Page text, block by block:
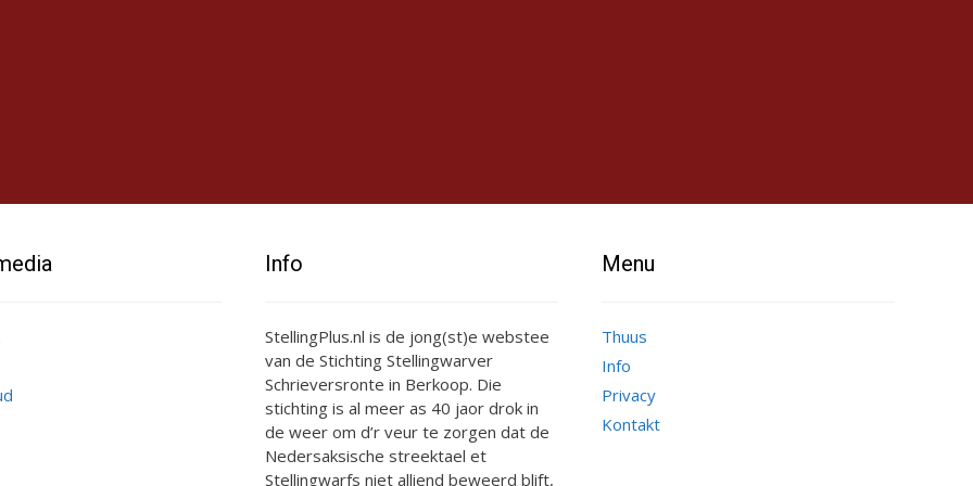
Info
StellingPlus.nl is de jong(st)e webstee
van de Stichting Stellingwarver
Schrieversronte in Berkoop. Die
stichting is al meer as 40 jaor drok in
de weer om d’r veur te zorgen dat de
Nedersaksische streektael et
Stellingwarfs niet alliend beweerd blift,
Menu
Thuus
Info
Privacy
Kontakt